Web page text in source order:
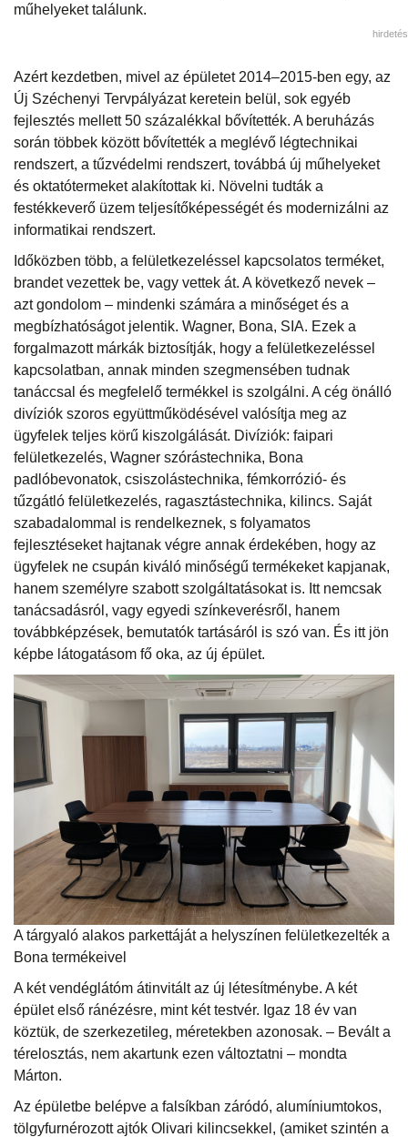
műhelyeket találunk.
hirdetés
Azért kezdetben, mivel az épületet 2014–2015-ben egy, az
Új Széchenyi Tervpályázat keretein belül, sok egyéb
fejlesztés mellett 50 százalékkal bővítették. A beruházás
során többek között bővítették a meglévő légtechnikai
rendszert, a tűzvédelmi rendszert, továbbá új műhelyeket
és oktatótermeket alakítottak ki. Növelni tudták a
festékkeverő üzem teljesítőképességét és modernizálni az
informatikai rendszert.
Időközben több, a felületkezeléssel kapcsolatos terméket,
brandet vezettek be, vagy vettek át. A következő nevek –
azt gondolom – mindenki számára a minőséget és a
megbízhatóságot jelentik. Wagner, Bona, SIA. Ezek a
forgalmazott márkák biztosítják, hogy a felületkezeléssel
kapcsolatban, annak minden szegmensében tudnak
tanáccsal és megfelelő termékkel is szolgálni. A cég önálló
divíziók szoros együttműködésével valósítja meg az
ügyfelek teljes körű kiszolgálását. Divíziók: faipari
felületkezelés, Wagner szórástechnika, Bona
padlóbevonatok, csiszolástechnika, fémkorrózió- és
tűzgátló felületkezelés, ragasztástechnika, kilincs. Saját
szabadalommal is rendelkeznek, s folyamatos
fejlesztéseket hajtanak végre annak érdekében, hogy az
ügyfelek ne csupán kiváló minőségű termékeket kapjanak,
hanem személyre szabott szolgáltatásokat is. Itt nemcsak
tanácsadásról, vagy egyedi színkeverésről, hanem
továbbképzések, bemutatók tartásáról is szó van. És itt jön
képbe látogatásom fő oka, az új épület.
A tárgyaló alakos parkettáját a helyszínen felületkezelték a
Bona termékeivel
A két vendéglátóm átinvitált az új létesítménybe. A két
épület első ránézésre, mint két testvér. Igaz 18 év van
köztük, de szerkezetileg, méretekben azonosak. – Bevált a
térelosztás, nem akartunk ezen változtatni – mondta
Márton.
Az épületbe belépve a falsíkban záródó, alumíniumtokos,
tölgyfurnérozott ajtók Olivari kilincsekkel, (amiket szintén a